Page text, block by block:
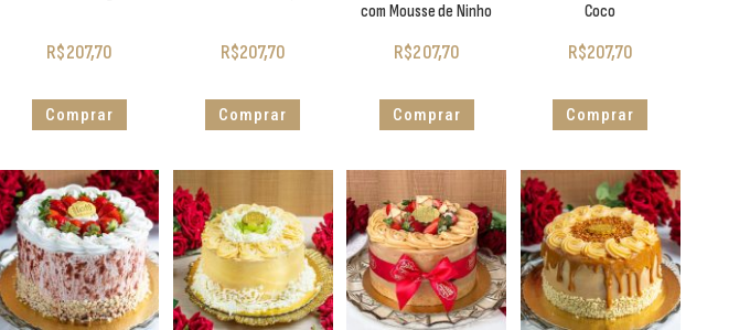
R$207,70
Comprar
R$207,70
Comprar
com Mousse de Ninho
R$207,70
Comprar
Coco
R$207,70
Comprar